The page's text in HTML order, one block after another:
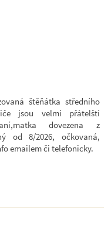
štěňátka středního
jsou velmi přátelští
dovezena z
od 8/2026, očkovaná,
emailem či telefonicky.